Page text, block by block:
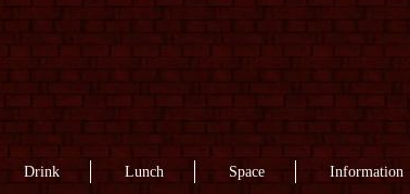
Drink Lunch Space Information